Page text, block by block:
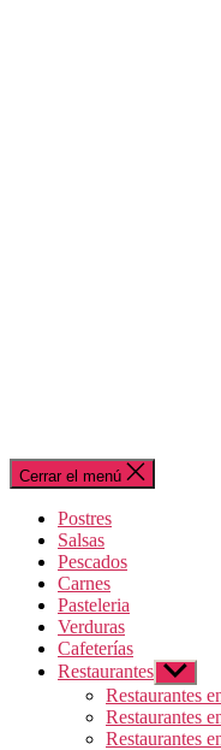
Cerrar el menú
Postres
Salsas
Pescados
Carnes
Pasteleria
Verduras
Cafeterías
Restaurantes Mostrar
el
Restaurantes
Restaurantes
Restaurantes